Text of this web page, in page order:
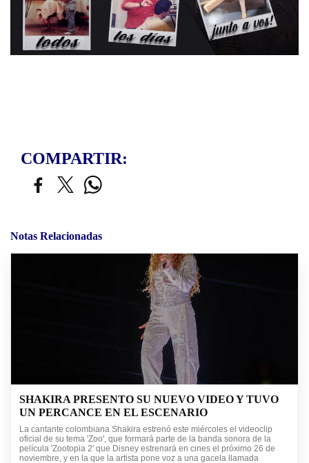
COMPARTIR:
Notas Relacionadas
SHAKIRA PRESENTO SU NUEVO VIDEO Y TUVO
UN PERCANCE EN EL ESCENARIO
La cantante colombiana Shakira estrenó este miércoles el videoclip
oficial de su tema 'Zoo', que formará parte de la banda sonora de la
película 'Zootopia 2' que Disney estrenará en cines el próximo 26 de
noviembre, y en la que la artista pone voz a una gacela llamada